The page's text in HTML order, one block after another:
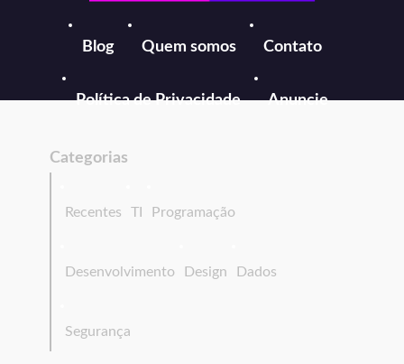
Blog Quem somos Contato
Política de Privacidade Anuncie
Categorias
Recentes TI Programação
Desenvolvimento Design Dados
Segurança